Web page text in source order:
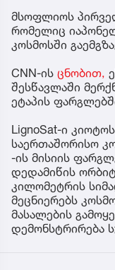
მსოფლიოს
რომელიც
კოსმოსში
CNN-ის ცნობით,
შესწავლაში
ეტაპის
LignoSat-ი
საერთაშორისო
-ის მისიის
დედამიწის
კილომეტრის
მეცნიერებს
მასალების
დემონსტრირება